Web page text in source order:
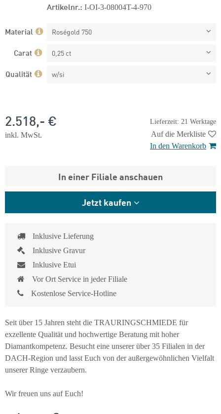
Artikelnr.: I-OI-3-08004T-4-970
Material Roségold 750
Carat 0,25 ct
Qualität w/si
Lieferzeit: 21 Werktage
2.518,- €
inkl. MwSt.
Auf die Merkliste
In den Warenkorb
In einer Filiale anschauen
Jetzt kaufen
Inklusive Lieferung
Inklusive Gravur
Inklusive Etui
Vor Ort Service in jeder Filiale
Kostenlose Service-Hotline
Seit über 15 Jahren steht die TRAURINGSCHMIEDE für
exzellente Qualität und hochwertige Beratung mit hoher
Diamantkompetenz. Besucht eine unserer über 35 Filialen in der
DACH-Region und lasst Euch von der außergewöhnlichen Vielfalt
unserer Ringe verzaubern.
Wir freuen uns auf Euch!